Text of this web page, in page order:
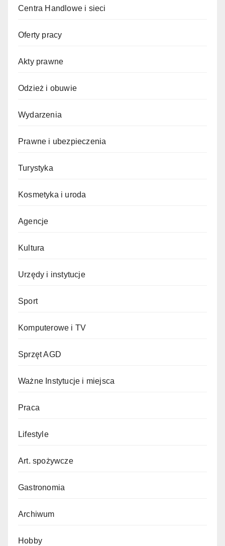
Centra Handlowe i sieci
Oferty pracy
Akty prawne
Odzież i obuwie
Wydarzenia
Prawne i ubezpieczenia
Turystyka
Kosmetyka i uroda
Agencje
Kultura
Urzędy i instytucje
Sport
Komputerowe i TV
Sprzęt AGD
Ważne Instytucje i miejsca
Praca
Lifestyle
Art. spożywcze
Gastronomia
Archiwum
Hobby